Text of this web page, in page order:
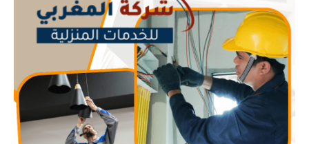
كهرباء
بالرياض